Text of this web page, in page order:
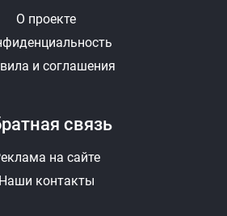
О проекте
и соглашения
связь
на сайте
Наши контакты